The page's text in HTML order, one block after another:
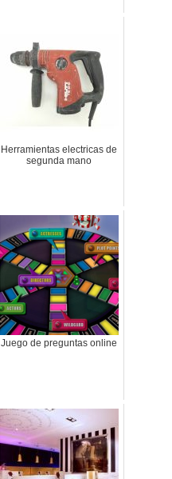
Herramientas electricas de
segunda mano
Juego de preguntas online